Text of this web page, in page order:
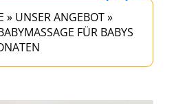
» UNSER ANGEBOT»
FÜR BABYS